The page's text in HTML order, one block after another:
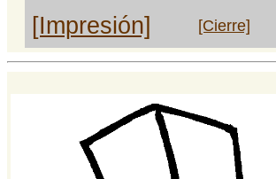
[Impresión] [Cierre]